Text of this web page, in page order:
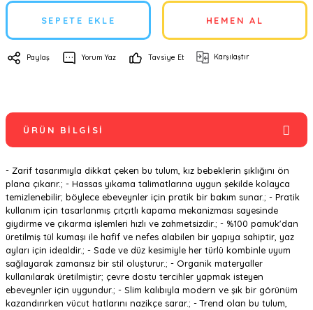
SEPETE EKLE HEMEN AL
Paylaş Yorum Yaz Tavsiye Et Karşılaştır
ÜRÜN BILGISI
- Zarif tasarımıyla dikkat çeken bu tulum, kız bebeklerin şıklığını ön
plana çıkarır.; - Hassas yıkama talimatlarına uygun şekilde kolayca
temizlenebilir; böylece ebeveynler için pratik bir bakım sunar.; - Pratik
kullanım için tasarlanmış çıtçıtlı kapama mekanizması sayesinde
giydirme ve çıkarma işlemleri hızlı ve zahmetsizdir.; - %100 pamuk'dan
üretilmiş tül kumaşı ile hafif ve nefes alabilen bir yapıya sahiptir, yaz
ayları için idealdir.; - Sade ve düz kesimiyle her türlü kombinle uyum
sağlayarak zamansız bir stil oluşturur.; - Organik materyaller
kullanılarak üretilmiştir; çevre dostu tercihler yapmak isteyen
ebeveynler için uygundur.; - Slim kalıbıyla modern ve şık bir görünüm
kazandırırken vücut hatlarını nazikçe sarar.; - Trend olan bu tulum,